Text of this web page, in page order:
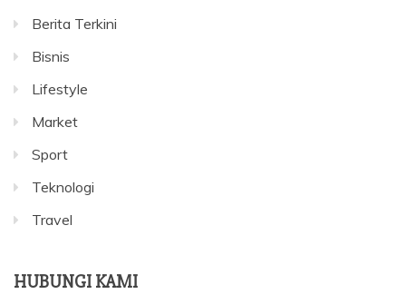
Berita Terkini
Bisnis
Lifestyle
Market
Sport
Teknologi
Travel
HUBUNGI KAMI